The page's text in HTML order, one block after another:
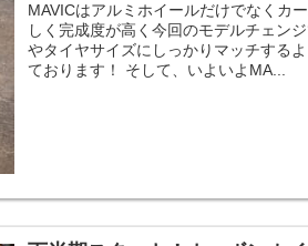
MAVICはアルミホイールだけでなくカ
しく完成度が高く今回のモデルチェン
やタイヤサイズにしっかりマッチする
ております！ そして、いよいよMA...